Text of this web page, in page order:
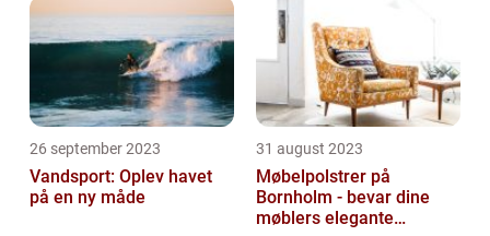
26 september 2023
Vandsport: Oplev havet
på en ny måde
31 august 2023
Møbelpolstrer på
Bornholm - bevar dine
møblers elegante